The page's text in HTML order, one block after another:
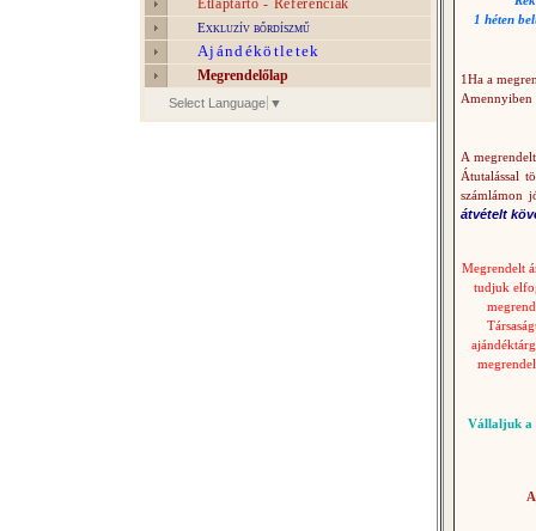
Étlaptartó - Referenciák
Exkluzív bőrdíszmű
Ajándékötletek
Megrendelőlap
Select Language ▼
1 héten
1Ha a
Amennyiben
A
Átutalással
számlámon
átvételt
Megrendelt
tudjuk
Vállaljuk a